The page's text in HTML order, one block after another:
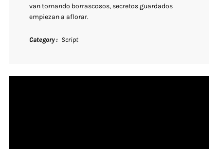
van tornando borrascosos, secretos guardados
empiezan a aflorar.
Category Script